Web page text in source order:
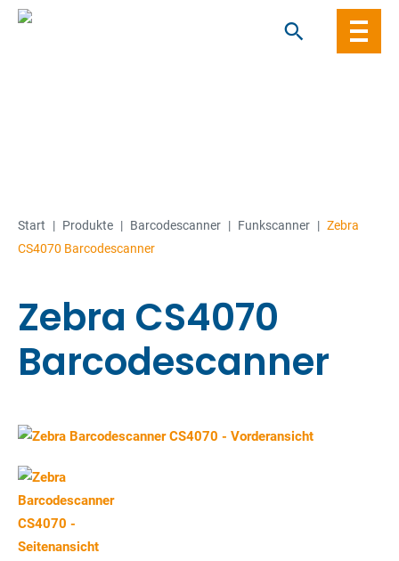
Start | Produkte | Barcode­­scanner | Funkscanner | Zebra
CS4070 Barcodescanner
Zebra CS4070
Barcodescanner